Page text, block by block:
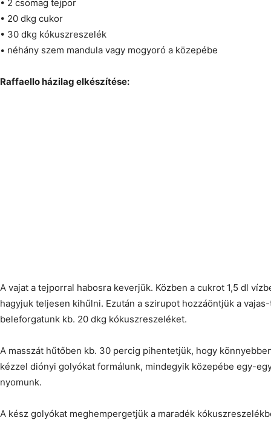
• 2 csomag tejpor
• 20 dkg cukor
• 30 dkg kókuszreszelék
• néhány szem mandula vagy mogyoró a közepébe
Raffaello házilag elkészítése:
A vajat a tejporral habosra keverjük. Közben a cukrot 1,5 dl
hagyjuk teljesen kihűlni. Ezután a szirupot hozzáöntjük a
beleforgatunk kb. 20 dkg kókuszreszeléket.
A masszát hűtőben kb. 30 percig pihentetjük, hogy
kézzel diónyi golyókat formálunk, mindegyik közepébe egy-
nyomunk.
A kész golyókat meghempergetjük a maradék